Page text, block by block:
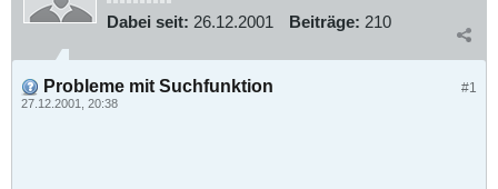
Dabei seit: 26.12.2001 Beiträge: 210
#1
Probleme mit Suchfunktion
27.12.2001, 20:38